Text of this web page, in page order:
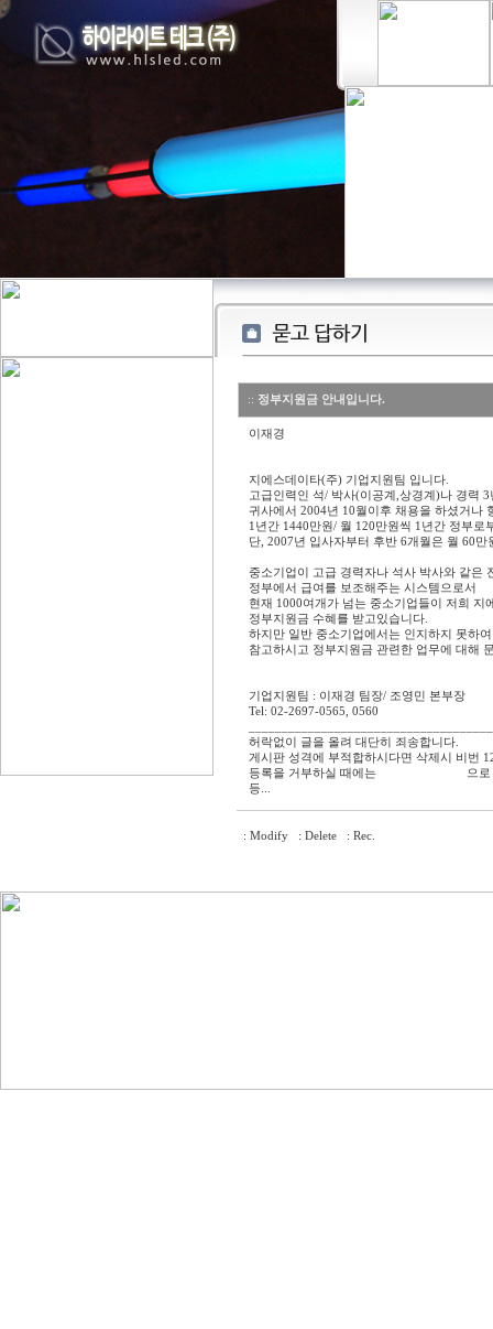
:: 정부지원금 안내입니다.
이재경
지에스데이타(주) 기업지원팀 입니다.
고급인력인 석/ 박사(이공계,상경계)나 경력
귀사에서 2004년 10월이후 채용을 하셨거나
1년간 1440만원/ 월 120만원씩 1년간 정부로
단, 2007년 입사자부터 후반 6개월은 월 60
중소기업이 고급 경력자나 석사 박사와 같은
정부에서 급여를 보조해주는 시스템으로서
현재 1000여개가 넘는 중소기업들이 저희 지
정부지원금 수혜를 받고있습니다.
하지만 일반 중소기업에서는 인지하지 못하
참고하시고 정부지원금 관련한 업무에 대해
기업지원팀 : 이재경 팀장/ 조영민 본부장
Tel: 02-2697-0565, 0560
허락없이 글을 올려 대단히 죄송합니다.
게시판 성격에 부적합하시다면 삭제시 비번
등록을 거부하실 때에는
으
등...
: Modify : Delete : Rec.